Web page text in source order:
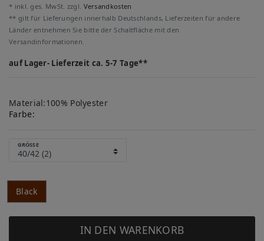
* inkl. ges. MwSt. zzgl. Versandkosten
** gilt für Lieferungen innerhalb Deutschlands, Lieferzeiten für andere
Länder entnehmen Sie bitte der Schaltfläche mit den
Versandinformationen.
auf Lager- Lieferzeit ca. 5-7 Tage**
Material:100% Polyester
Farbe:
GRÖSSE
Black
IN DEN WARENKORB